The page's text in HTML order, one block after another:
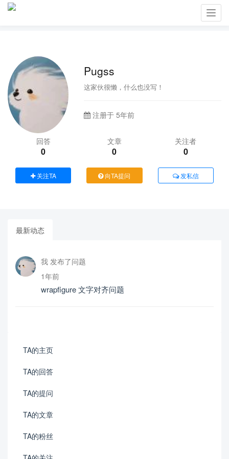
Pugss
这家伙很懒，什么也没写！
注册于 5年前
回答
0
文章
0
关注者
0
关注TA 向TA提问 发私信
最新动态
我 发布了问题
1年前
wrapfigure 文字对齐问题
TA的主页
TA的回答
TA的提问
TA的文章
TA的粉丝